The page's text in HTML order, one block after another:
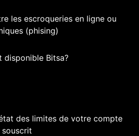
les escroqueries en ligne ou
(phising)
disponible Bitsa?
des limites de votre compte